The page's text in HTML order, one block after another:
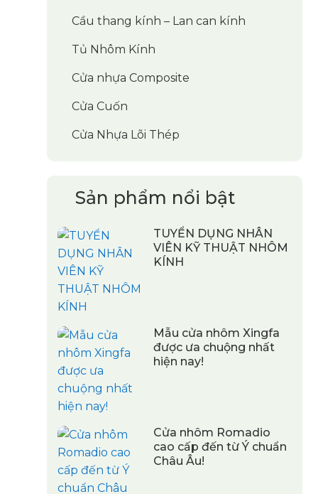
Cầu thang kính – Lan can kính
Tủ Nhôm Kính
Cửa nhựa Composite
Cửa Cuốn
Cửa Nhựa Lõi Thép
Sản phẩm nổi bật
TUYỂN DỤNG NHÂN
VIÊN KỸ THUẬT NHÔM
KÍNH
Mẫu cửa nhôm Xingfa
được ưa chuộng nhất
hiện nay!
Cửa nhôm Romadio
cao cấp đến từ Ý chuẩn
Châu Âu!